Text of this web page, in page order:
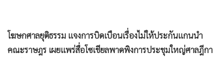
• Motoring
• เกม
โฆษกศาลยุติธรรม แจงการบิดเบือนเรื่องไม่ให้ประกันแกนนำ
คณะราษฎร เผยแพร่สื่อโซเชียลพาดพิงการประชุมใหญ่ศาลฎีกา